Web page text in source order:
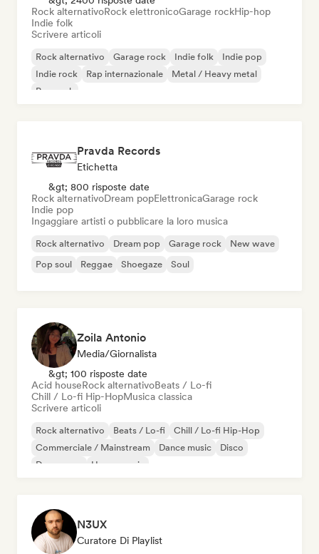
Rock alternativoRock elettronicoGarage rockHip-hop
Indie folk
Scrivere articoli
Rock alternativo Garage rock Indie folk
Indie pop
Indie rock
Rap internazionale
Metal / Heavy metal
Pop rock
Pravda Records
Etichetta
&gt; 800 risposte date
Rock alternativoDream popElettronicaGarage rock
Indie pop
Ingaggiare artisti o pubblicare la loro musica
Rock alternativo Dream pop Garage rock
New wave
Pop soul
Reggae Shoegaze Soul
Zoila Antonio
Media/Giornalista
&gt; 100 risposte date
Acid houseRock alternativoBeats / Lo-fi
Chill / Lo-fi Hip-HopMusica classica
Scrivere articoli
Rock alternativo Beats / Lo-fi
Chill / Lo-fi Hip-Hop
Commerciale / Mainstream
Dance music
Disco
Dream pop
House music
N3UX
Curatore Di Playlist